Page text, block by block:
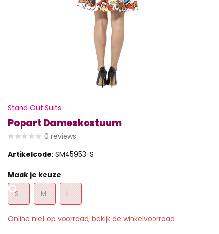
Stand Out Suits
Popart Dameskostuum
0 reviews
Artikelcode: SM45953-S
Maak je keuze
S
M L
Online niet op voorraad, bekijk de winkelvoorraad